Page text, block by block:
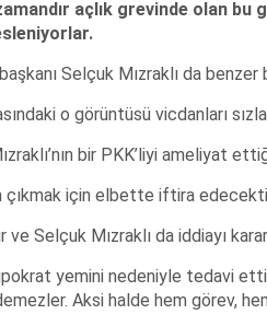
açlık grevinde olan
Selçuk Mızraklı da benzer
o görüntüsü vicdanları
bir PKK’liyi ameliyat
için elbette iftira
Selçuk Mızraklı da iddiayı
yemini nedeniyle tedavi
Aksi halde hem görev,